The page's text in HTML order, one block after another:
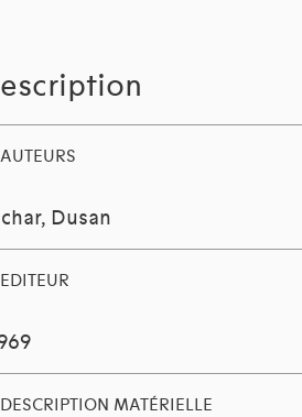
AUTEURS
Dusan
EDITEUR
DESCRIPTION MATÉRIELLE